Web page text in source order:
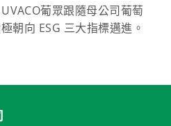
葡眾跟隨母公司葡萄
朝向 ESG 三大指標邁進。